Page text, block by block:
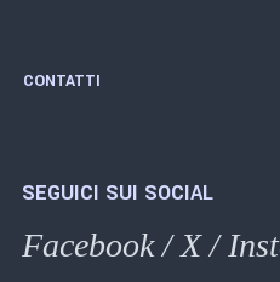
CONTATTI
SEGUICI SUI SOCIAL
Facebook/X/